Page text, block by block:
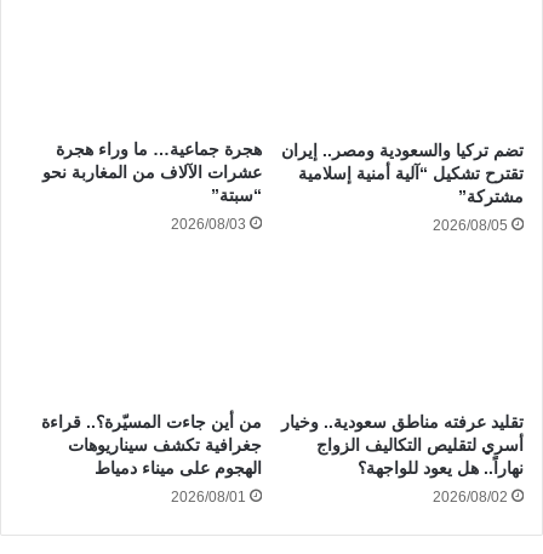
تضم تركيا والسعودية ومصر.. إيران
تقترح تشكيل “آلية أمنية إسلامية
مشتركة”
2026/08/05
هجرة جماعية… ما وراء هجرة
عشرات الآلاف من المغاربة نحو
“سبتة”
2026/08/03
تقليد عرفته مناطق سعودية.. وخيار
أسري لتقليص التكاليف الزواج
نهاراً.. هل يعود للواجهة؟
2026/08/02
من أين جاءت المسيّرة؟.. قراءة
جغرافية تكشف سيناريوهات
الهجوم على ميناء دمياط
2026/08/01